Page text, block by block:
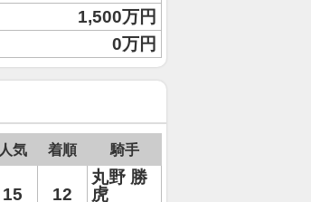
1,500万円
0万円
人気 着順 騎手
15 12
丸野 勝
虎